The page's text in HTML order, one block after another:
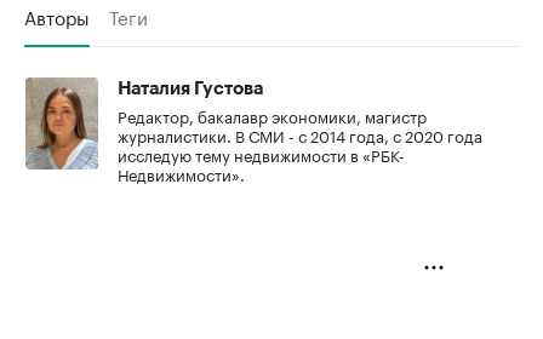
Авторы Теги
Наталия Густова
Редактор, бакалавр экономики, магистр
журналистики. В СМИ - с 2014 года, с 2020 года
исследую тему недвижимости в «РБК-
Недвижимости».